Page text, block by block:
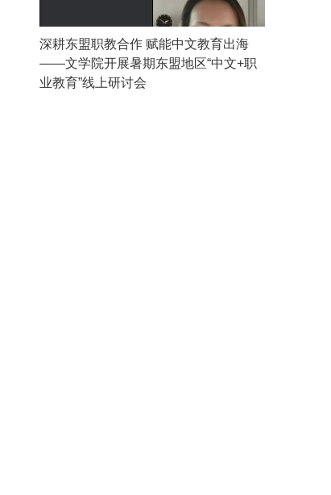
深耕东盟职教合作 赋能中文教育出海
——文学院开展暑期东盟地区“中文+职
业教育”线上研讨会